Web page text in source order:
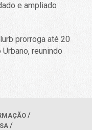
e ampliado
prorroga até 20
reunindo